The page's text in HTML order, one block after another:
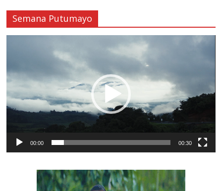
Semana Putumayo
00:00 00:30